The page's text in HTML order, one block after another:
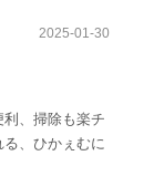
2025-01-30
、掃除も楽チ
、ひかぇむに